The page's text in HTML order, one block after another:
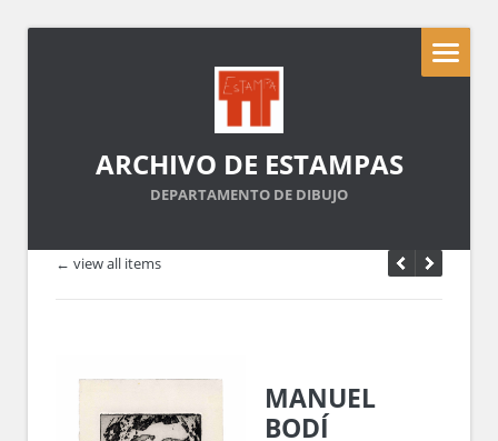
ARCHIVO DE ESTAMPAS
DEPARTAMENTO DE DIBUJO
← view all items
MANUEL
BODÍ